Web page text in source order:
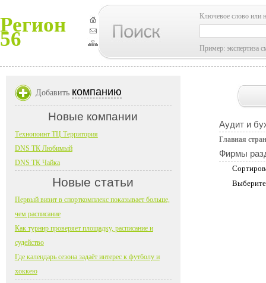
Регион
56
Ключевое слово или
Пример: экспертиза
Аудит и
Главная
Фирмы
Добавить компанию
Новые компании
Технопоинт ТЦ Территория
DNS ТК Любимый
DNS ТК Чайка
Новые статьи
Первый визит в спорткомплекс показывает больше,
чем расписание
Как турнир проверяет площадку, расписание и
судейство
Где календарь сезона задаёт интерес к футболу и
хоккею